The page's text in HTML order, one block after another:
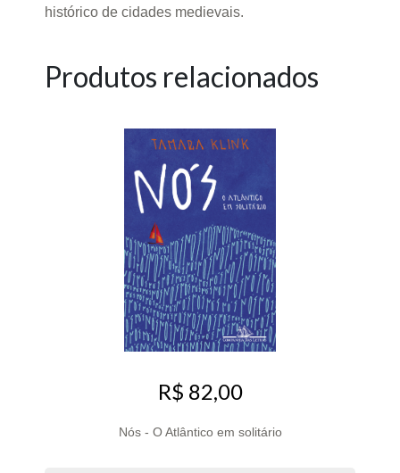
histórico de cidades medievais.
Produtos relacionados
R$ 82,00
Nós - O Atlântico em solitário